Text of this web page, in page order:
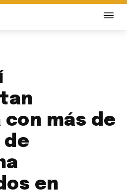
más de
de
en